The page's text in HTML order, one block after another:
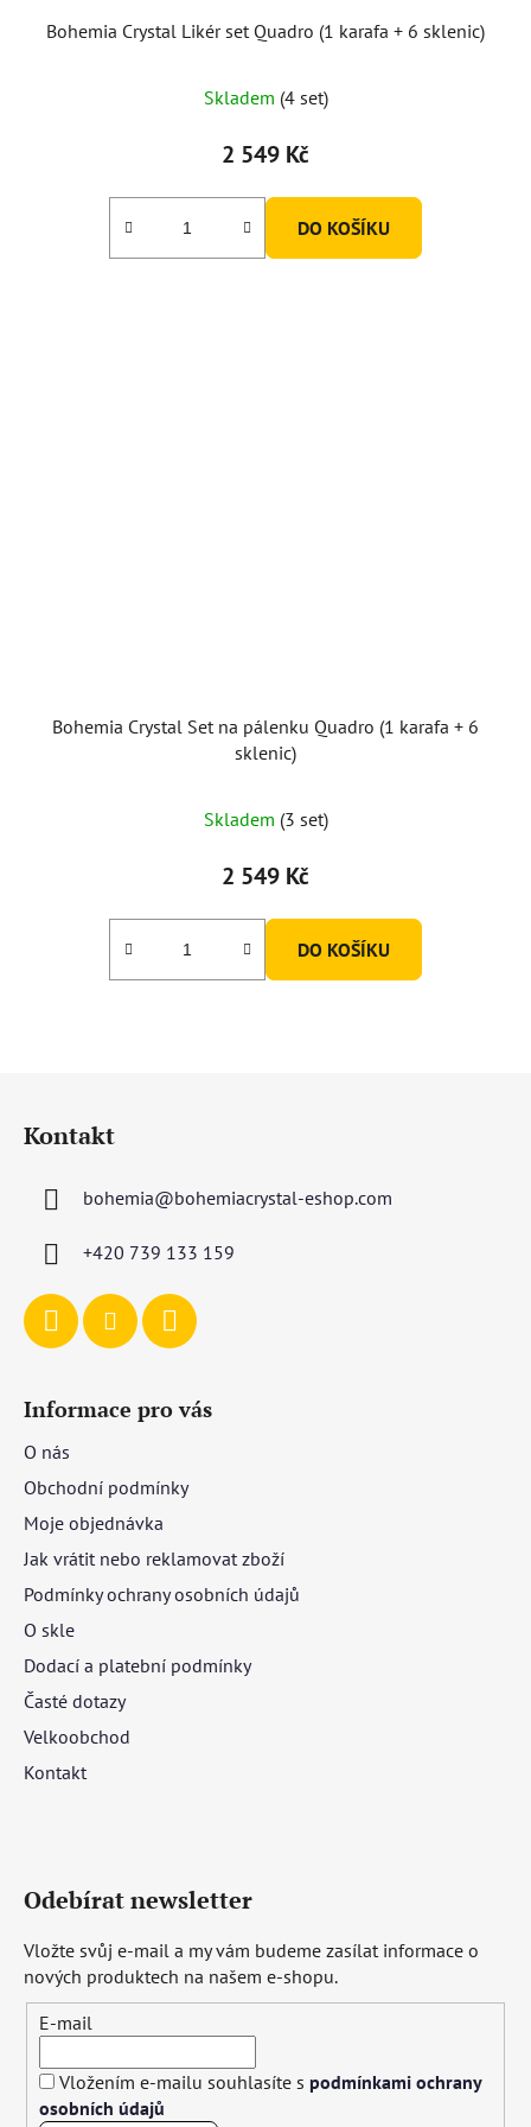
Bohemia Crystal Likér set Quadro (1 karafa + 6 sklenic)
Skladem (4 set)
2 549 Kč
DO KOŠÍKU
Bohemia Crystal Set na pálenku Quadro (1 karafa + 6
sklenic)
Skladem (3 set)
2 549 Kč
DO KOŠÍKU
Kontakt
bohemia@bohemiacrystal-eshop.com
+420 739 133 159
Informace pro vás
O nás
Obchodní podmínky
Moje objednávka
Jak vrátit nebo reklamovat zboží
Podmínky ochrany osobních údajů
O skle
Dodací a platební podmínky
Časté dotazy
Velkoobchod
Kontakt
Odebírat newsletter
Vložte svůj e-mail a my vám budeme zasílat informace o
nových produktech na našem e-shopu.
E-mail
Vložením e-mailu souhlasíte s podmínkami ochrany
osobních údajů